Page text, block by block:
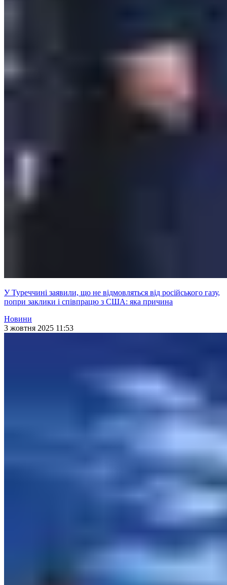
У Туреччині заявили, що не відмовляться від російського газу,
попри заклики і співпрацю з США: яка причина
Новини
3 жовтня 2025 11:53